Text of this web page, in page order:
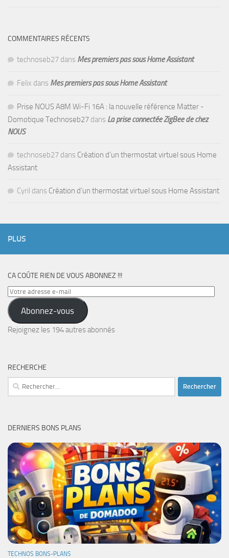
COMMENTAIRES RÉCENTS
technoseb27 dans Mes premiers pas sous Home Assistant
Felix dans Mes premiers pas sous Home Assistant
Prise NOUS A8M Wi-Fi 16A : la nouvelle référence Matter -
Domotique Technoseb27 dans La prise connectée ZigBee de chez
NOUS
technoseb27 dans Création d’un thermostat virtuel sous Home
Assistant
Cyril dans Création d’un thermostat virtuel sous Home Assistant
PLUS
CA COÛTE RIEN DE VOUS ABONNEZ !!!
Votre
adresse
e-
mail
Abonnez-vous
Rejoignez les 194 autres abonnés
RECHERCHE
Rechercher :
DERNIERS BONS PLANS
TECHNOS BONS-PLANS